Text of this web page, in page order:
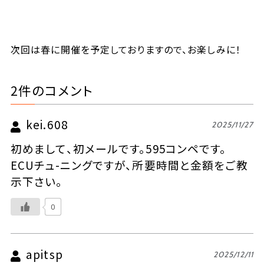
次回は春に開催を予定しておりますので、お楽しみに！
2件のコメント
kei.608 2025/11/27
初めまして、初メールです。595コンペです。
ECUチュ-ニングですが、所要時間と金額をご教
示下さい。
0
apitsp 2025/12/11